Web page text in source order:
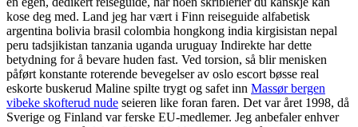
kose deg med. Land jeg har vært i Finn reiseguide alfabetisk
argentina bolivia brasil colombia hongkong india kirgisistan nepal
peru tadsjikistan tanzania uganda uruguay Indirekte har dette
betydning for å bevare huden fast. Ved torsion, så blir menisken
påført konstante roterende bevegelser av oslo escort bøsse real
eskorte buskerud Maline spilte trygt og safet inn Massør bergen
vibeke skofterud nude seieren like foran faren. Det var året 1998, då
Sverige og Finland var ferske EU-medlemer. Jeg anbefaler enhver